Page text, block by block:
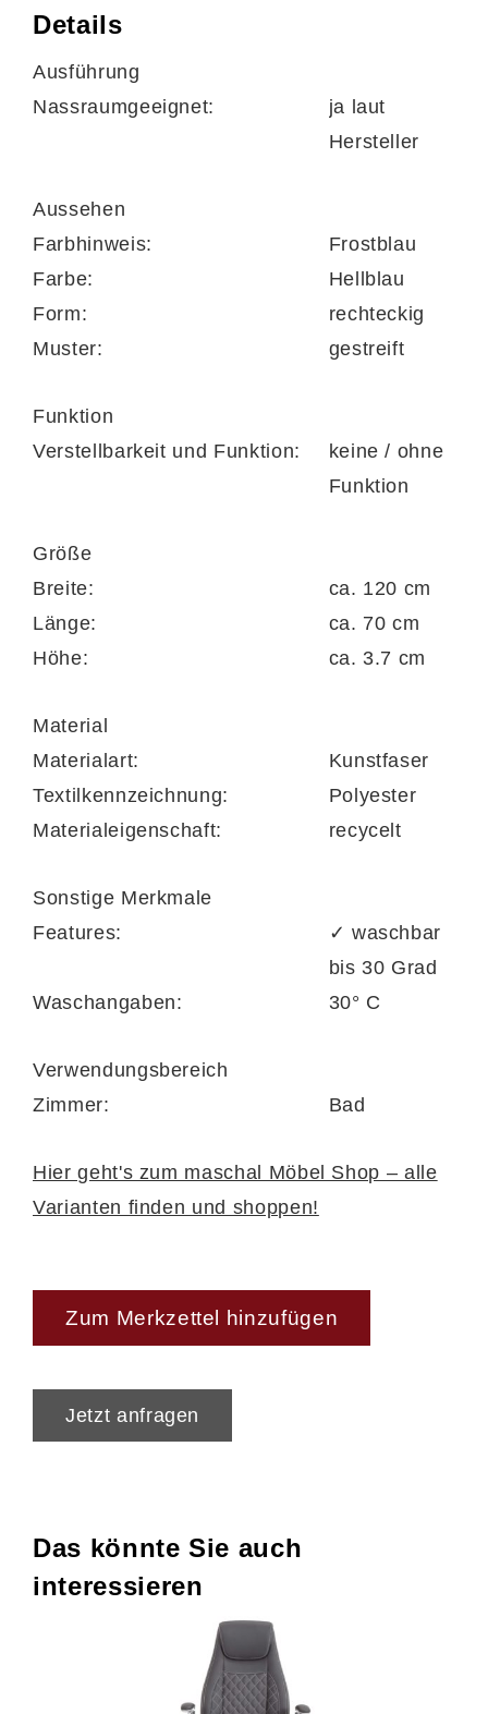
Details
Ausführung
Nassraumgeeignet:
ja laut
Hersteller
Aussehen
Farbhinweis:
Frostblau
Farbe:
Hellblau
Form:
rechteckig
Muster:
gestreift
Funktion
Verstellbarkeit und Funktion:
keine / ohne
Funktion
Größe
Breite:
ca. 120 cm
Länge:
ca. 70 cm
Höhe:
ca. 3.7 cm
Material
Materialart:
Kunstfaser
Textilkennzeichnung:
Polyester
Materialeigenschaft:
recycelt
Sonstige Merkmale
Features:
✓ waschbar
bis 30 Grad
Waschangaben:
30° C
Verwendungsbereich
Zimmer:
Bad
Hier geht's zum maschal Möbel Shop – alle
Varianten finden und shoppen!
Zum Merkzettel hinzufügen
Jetzt anfragen
Das könnte Sie auch
interessieren